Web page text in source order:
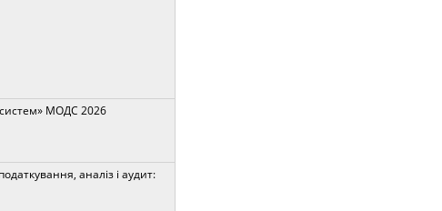
МОДС 2026
аналіз і аудит: